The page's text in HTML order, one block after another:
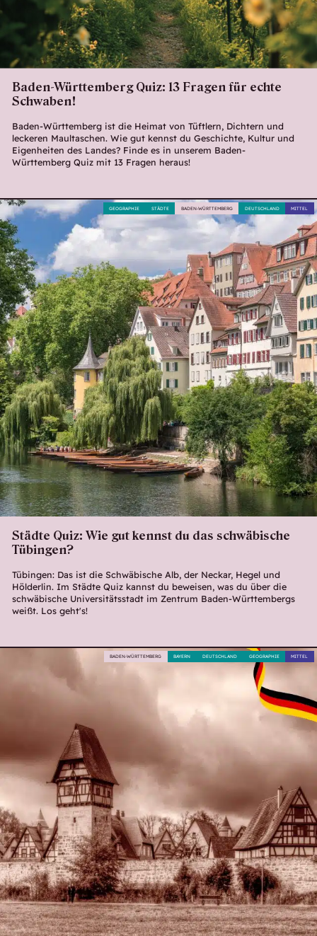
Baden-Württemberg Quiz: 13 Fragen für echte
Schwaben!
Baden-Württemberg ist die Heimat von Tüftlern, Dichtern und
leckeren Maultaschen. Wie gut kennst du Geschichte, Kultur und
Eigenheiten des Landes? Finde es in unserem Baden-
Württemberg Quiz mit 13 Fragen heraus!
Städte Quiz: Wie gut kennst du das schwäbische
Tübingen?
Tübingen: Das ist die Schwäbische Alb, der Neckar, Hegel und
Hölderlin. Im Städte Quiz kannst du beweisen, was du über die
schwäbische Universitätsstadt im Zentrum Baden-Württembergs
weißt. Los geht's!
MITTEL
DEUTSCHLAND
BADEN-WÜRTTEMBERG
STÄDTE
GEOGRAPHIE
MITTEL
GEOGRAPHIE
DEUTSCHLAND
BAYERN
BADEN-WÜRTTEMBERG